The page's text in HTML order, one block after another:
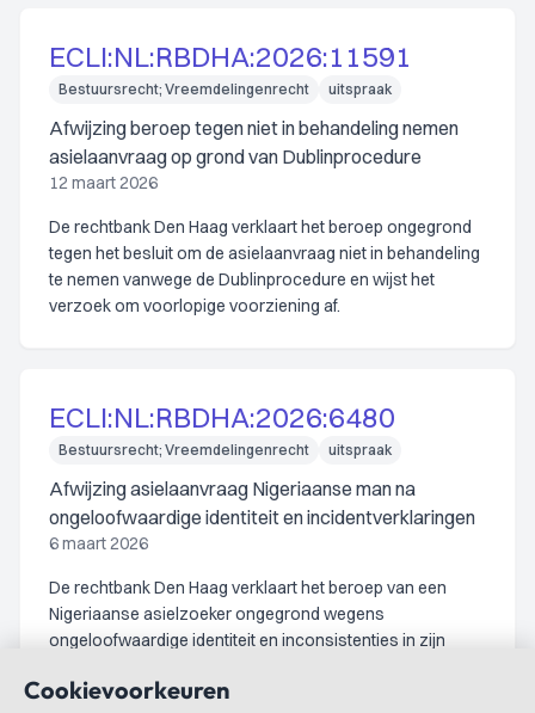
ECLI:NL:RBDHA:2026:11591
Bestuursrecht; Vreemdelingenrecht uitspraak
Afwijzing beroep tegen niet in behandeling nemen
asielaanvraag op grond van Dublinprocedure
12 maart 2026
De rechtbank Den Haag verklaart het beroep ongegrond
tegen het besluit om de asielaanvraag niet in behandeling
te nemen vanwege de Dublinprocedure en wijst het
verzoek om voorlopige voorziening af.
ECLI:NL:RBDHA:2026:6480
Bestuursrecht; Vreemdelingenrecht uitspraak
Afwijzing asielaanvraag Nigeriaanse man na
ongeloofwaardige identiteit en incidentverklaringen
6 maart 2026
De rechtbank Den Haag verklaart het beroep van een
Nigeriaanse asielzoeker ongegrond wegens
ongeloofwaardige identiteit en inconsistenties in zijn
proceskostenvergoeding.
Cookievoorkeuren